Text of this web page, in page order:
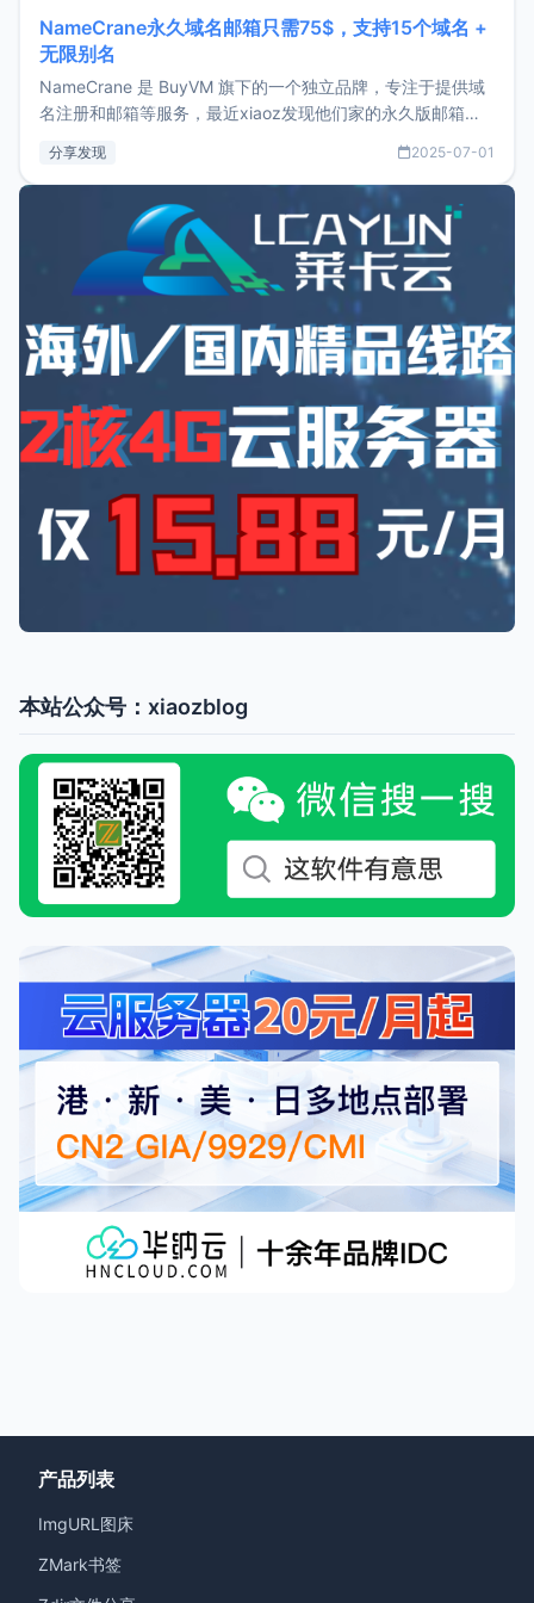
NameCrane永久域名邮箱只需75$，支持15个域名 +
无限别名
NameCrane 是 BuyVM 旗下的一个独立品牌，专注于提供域
名注册和邮箱等服务，最近xiaoz发现他们家的永久版邮箱服
又实惠的域名邮箱，不妨尝试一下 NameCrane。注册
NameCraneNameCrane不支持直接注册，必须要购买
分享发现 2025-07-01
本站公众号：xiaozblog
产品列表
ImgURL图床
ZMark书签